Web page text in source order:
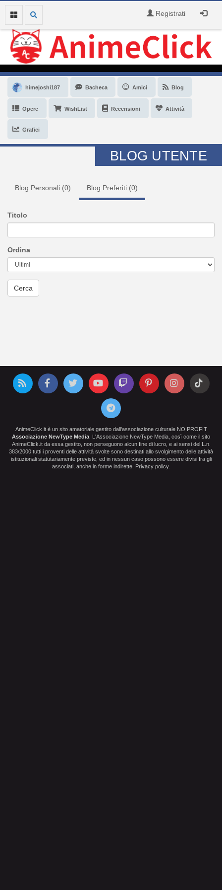
Registrati
himejoshi187 Bacheca Amici Blog
Opere WishList Recensioni Attività
Grafici
BLOG UTENTE
Blog Personali (0) Blog Preferiti (0)
Titolo
Ordina
AnimeClick.it è un sito amatoriale gestito dall'associazione culturale NO PROFIT
Associazione NewType Media . L'Associazione NewType Media, così come il sito
AnimeClick.it da essa gestito, non perseguono alcun fine di lucro, e ai sensi del L.n.
383/2000 tutti i proventi delle attività svolte sono destinati allo svolgimento delle attività
istituzionali statutariamente previste, ed in nessun caso possono essere divisi fra gli
associati, anche in forme indirette. Privacy policy.